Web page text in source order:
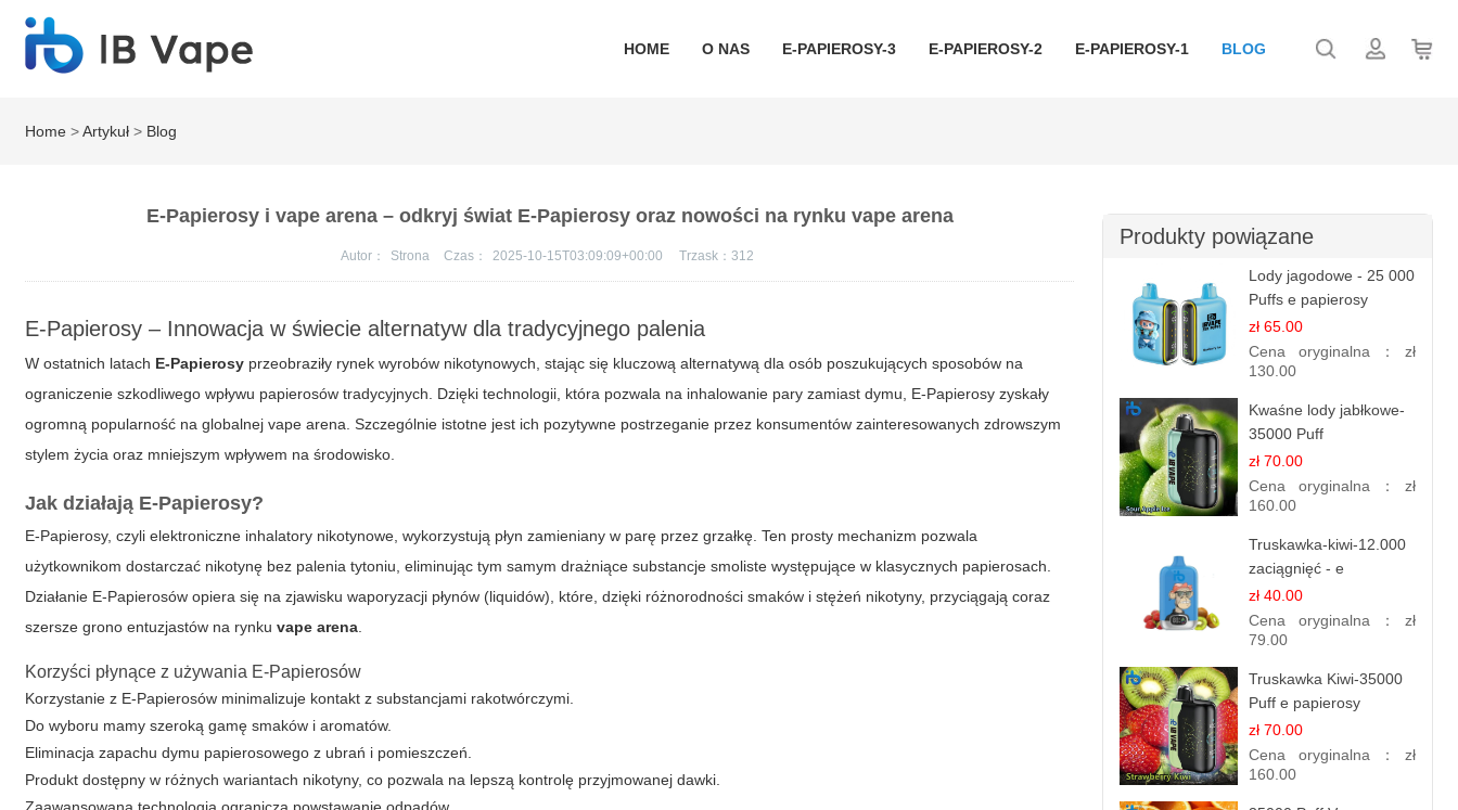
HOME O NAS E-PAPIEROSY-3 E-PAPIEROSY-2 E-PAPIEROSY-1 BLOG
Home >Artykuł > Blog
E-Papierosy i vape arena – odkryj świat E-Papierosy oraz nowości na rynku vape arena
Autor： Strona Czas： 2025-10-15T03:09:09+00:00 Trzask： 312
E-Papierosy – Innowacja w świecie alternatyw dla tradycyjnego palenia
W ostatnich latach E-Papierosy przeobraziły rynek wyrobów nikotynowych, stając się kluczową alternatywą dla osób poszukujących sposobów na
ograniczenie szkodliwego wpływu papierosów tradycyjnych. Dzięki technologii, która pozwala na inhalowanie pary zamiast dymu, E-Papierosy zyskały
ogromną popularność na globalnejvape arena . Szczególnie istotne jest ich pozytywne postrzeganie przez konsumentów zainteresowanych zdrowszym
stylem życia oraz mniejszym wpływem na środowisko.
Jak działają E-Papierosy?
E-Papierosy, czyli elektroniczne inhalatory nikotynowe, wykorzystują płyn zamieniany w parę przez grzałkę. Ten prosty mechanizm pozwala
użytkownikom dostarczać nikotynę bez palenia tytoniu, eliminując tym samym drażniące substancje smoliste występujące w klasycznych papierosach.
Działanie E-Papierosów opiera się na zjawisku waporyzacji płynów (liquidów), które, dzięki różnorodności smaków i stężeń nikotyny, przyciągają coraz
szersze grono entuzjastów na rynkuvape arena
Korzyści płynące z używania E-Papierosów
Korzystanie z E-Papierosów minimalizuje kontakt z substancjami rakotwórczymi.
Do wyboru mamy szeroką gamę smaków i aromatów.
Eliminacja zapachu dymu papierosowego z ubrań i pomieszczeń.
Produkt dostępny w różnych wariantach nikotyny, co pozwala na lepszą kontrolę przyjmowanej dawki.
Produkty powiązane
Lody jagodowe - 25 000
Puffs e papierosy
jednorazowe
zł 65.00
Cena oryginalna： zł
130.00
Kwaśne lody jabłkowe-
35000 Puff
elektroniczny papieros
zł 70.00
Cena oryginalna： zł
160.00
Truskawka-kiwi-12.000
zaciągnięć - e
papierosy jednorazowe
zł 40.00
Cena oryginalna： zł
79.00
Truskawka Kiwi-35000
Puff e papierosy
(Ibvape Bar)
zł 70.00
Cena oryginalna： zł
160.00